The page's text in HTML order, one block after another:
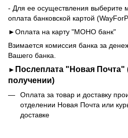
- Для ее осуществления выберите
оплата банковской картой
►Оплата на карту "МОНО банк"
Взимается комиссия банка за
Вашего банка.
► Послеплата "Новая Почта"
получении)
Оплата за товар и доставку
отделении Новая Почта или
доставке